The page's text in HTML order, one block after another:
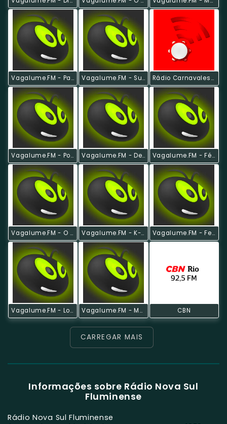
Vagalume.FM - Para Animar Vagalume.FM - Summer Rádio Carnavalesco
Vagalume.FM - Pop Nacional Vagalume.FM - Deep House Mix Vagalume.FM - Férias
Vagalume.FM - O Melhor De Bob Marley Vagalume.FM - K-Pop Vagalume.FM - Festa De Formatura
Vagalume.FM - Love Mixtape Vagalume.FM - Músicas Que Fizeram História CBN
CARREGAR MAIS
Informações sobre Rádio Nova Sul
Fluminense
Rádio Nova Sul Fluminense